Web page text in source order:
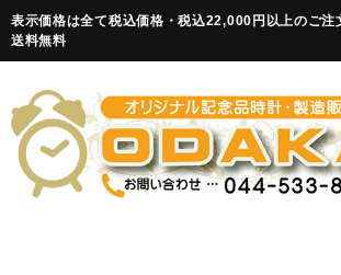
表示価格は全て税込価格・税込22,000円以上のご注
送料無料